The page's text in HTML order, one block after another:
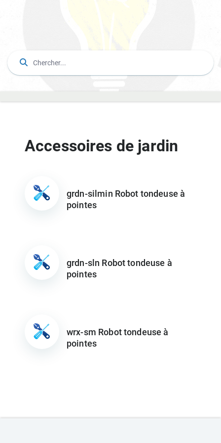
Accessoires de jardin
grdn-silmin Robot tondeuse à
pointes
grdn-sln Robot tondeuse à
pointes
wrx-sm Robot tondeuse à
pointes